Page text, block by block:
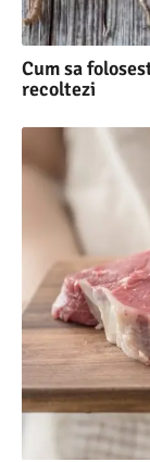
Cum sa
recoltezi